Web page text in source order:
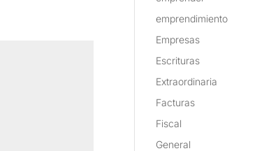
emprendimiento
Empresas
Escrituras
Extraordinaria
Facturas
Fiscal
General